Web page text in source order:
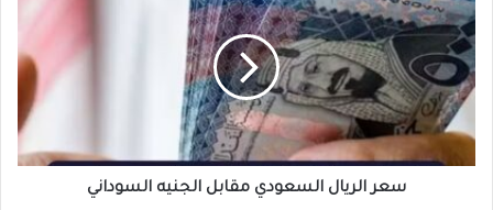
السعودي
مقابل
الجنيه
السوداني
سعر الريال السعودي مقابل الجنيه السوداني